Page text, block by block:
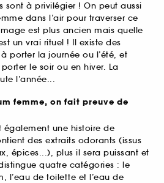
sont à privilégier ! On peut aussi
dans l’air pour traverser ce
est plus ancien mais quelle
un vrai rituel ! Il existe des
porter la journée ou l’été, et
le soir ou en hiver. La
l’année...
femme, on fait preuve de
également une histoire de
des extraits odorants (issus
épices...), plus il sera puissant et
quatre catégories : le
l’eau de toilette et l’eau de